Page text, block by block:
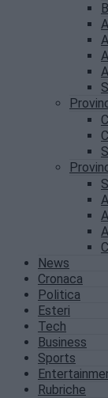
News
Cronaca
Politica
Esteri
Tech
Business
Sports
Rubriche